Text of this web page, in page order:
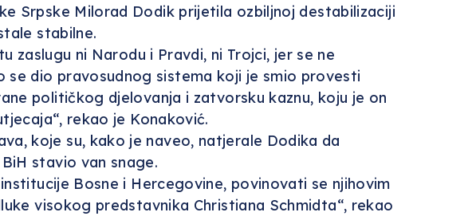
Srpske Milorad Dodik prijetila ozbiljnoj destabilizaciji
stabilne.
zaslugu ni Narodu i Pravdi, ni Trojci, jer se ne
se dio pravosudnog sistema koji je smio provesti
političkog djelovanja i zatvorsku kaznu, koju je on
rekao je Konaković.
koje su, kako je naveo, natjerale Dodika da
stavio van snage.
Bosne i Hercegovine, povinovati se njihovim
visokog predstavnika Christiana Schmidta“, rekao